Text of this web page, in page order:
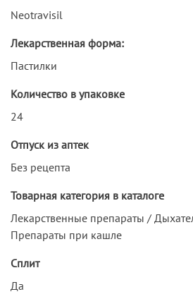
Neotravisil
Лекарственная форма:
Пастилки
Количество в упаковке
24
Отпуск из аптек
Без рецепта
Товарная категория в каталоге
Лекарственные препараты /
Препараты при кашле
Сплит
Да